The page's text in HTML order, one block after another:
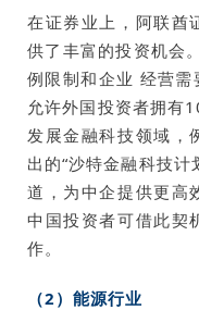
在证券业上，阿联酋
供了丰富的投资机会
例限制和企业 经营需
允许外国投资者拥有
发展金融科技领域，
出的“沙特金融科技
道，为中企提供更高
中国投资者可借此契
作。
（2）能源行业